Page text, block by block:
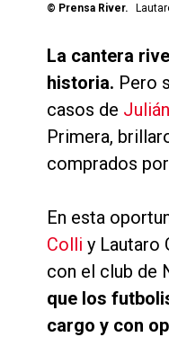
© Prensa River.
La cantera
historia. Pero
casos de
Primera,
comprados
En esta
Colli y Lautaro
con el club de
que los
cargo y con